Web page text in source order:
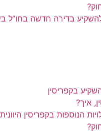
איך?
הנוספות בקפריסין